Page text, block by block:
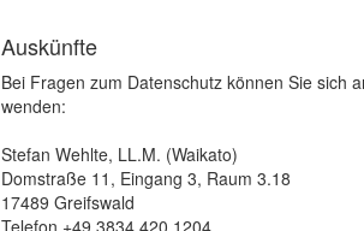
Auskünfte
Bei Fragen zum Datenschutz können Sie sich
wenden:
Stefan Wehlte, LL.M. (Waikato)
Domstraße 11, Eingang 3, Raum 3.18
17489 Greifswald
Telefon +49 3834 420 1204